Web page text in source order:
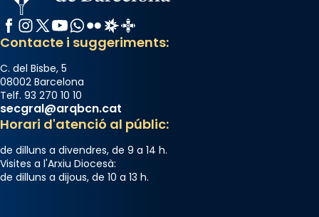
Facebook
Instagram
X / Twitter
YouTube
WhatsApp
FlickrRadio Estel
Catalunya Cristiana
Contacte i suggeriments:
C. del Bisbe, 5
08002 Barcelona
Telf. 93 270 10 10
secgral@arqbcn.cat
Horari d'atenció al públic:
de dilluns a divendres, de 9 a 14 h.
Visites a l'Arxiu Diocesà:
de dilluns a dijous, de 10 a 13 h.